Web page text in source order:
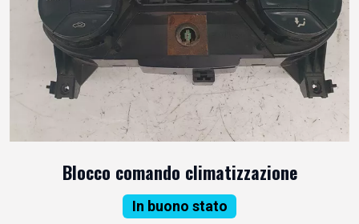
Blocco comando climatizzazione
In buono stato